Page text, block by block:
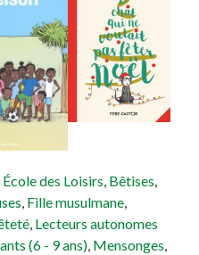
École des Loisirs, Bêtises,
, Fille musulmane,
, Lecteurs autonomes
(6 - 9 ans), Mensonges,